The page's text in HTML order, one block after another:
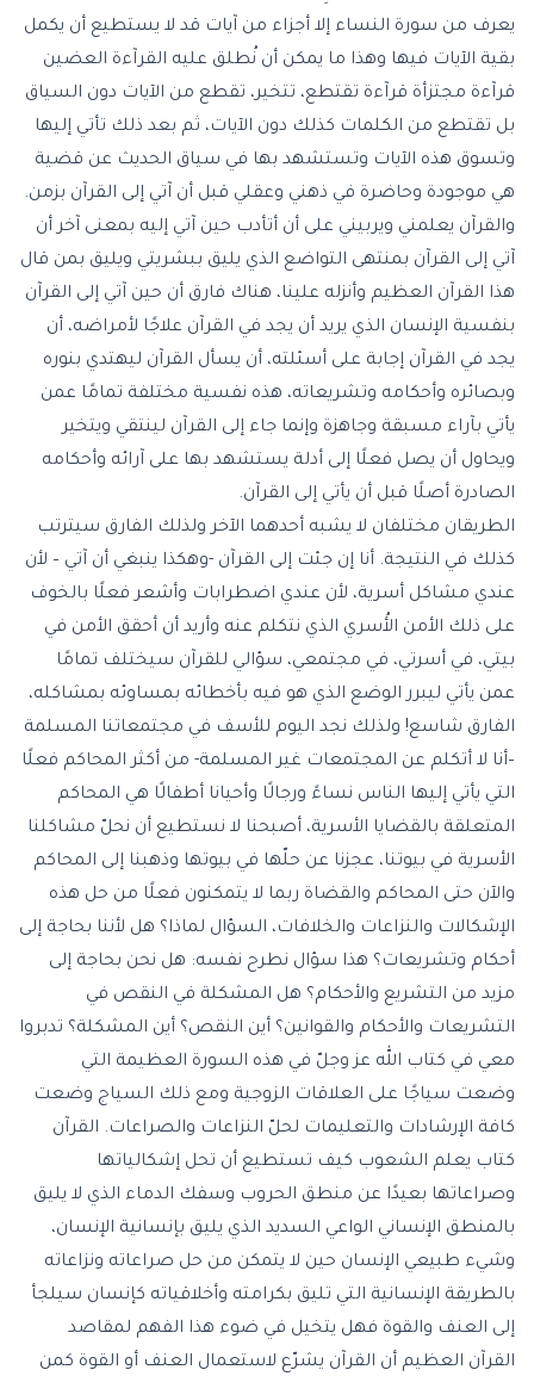
يعرف من سورة النساء إلا أجزاء من آيات قد لا يستطيع أن يكمل
بقية الآيات فيها وهذا ما يمكن أن نُطلق عليه القرآءة العضين
قرآءة مجتزأة قرآءة تقتطع، تتخير، تقطع من الآيات دون السياق
بل تقتطع من الكلمات كذلك دون الآيات، ثم بعد ذلك تأتي إليها
وتسوق هذه الآيات وتستشهد بها في سياق الحديث عن قضية
هي موجودة وحاضرة في ذهني وعقلي قبل أن آتي إلى القرآن بزمن.
والقرآن يعلمني ويربيني على أن أتأدب حين آتي إليه بمعنى آخر أن
آتي إلى القرآن بمنتهى التواضع الذي يليق ببشريتي ويليق بمن قال
هذا القرآن العظيم وأنزله علينا، هناك فارق أن حين آتي إلى القرآن
بنفسية الإنسان الذي يريد أن يجد في القرآن علاجًا لأمراضه، أن
يجد في القرآن إجابة على أسئلته، أن يسأل القرآن ليهتدي بنوره
وبصائره وأحكامه وتشريعاته، هذه نفسية مختلفة تمامًا عمن
يأتي بآراء مسبقة وجاهزة وإنما جاء إلى القرآن لينتقي ويتخير
ويحاول أن يصل فعلًا إلى أدلة يستشهد بها على آرائه وأحكامه
الصادرة أصلًا قبل أن يأتي إلى القرآن.
الطريقان مختلفان لا يشبه أحدهما الآخر ولذلك الفارق سيترتب
كذلك في النتيجة. أنا إن جئت إلى القرآن -وهكذا ينبغي أن آتي – لأن
عندي مشاكل أسرية، لأن عندي اضطرابات وأشعر فعلًا بالخوف
على ذلك الأمن الأُسري الذي نتكلم عنه وأريد أن أحقق الأمن في
بيتي، في أسرتي، في مجتمعي، سؤالي للقرآن سيختلف تمامًا
عمن يأتي ليبرر الوضع الذي هو فيه بأخطائه بمساوئه بمشاكله،
الفارق شاسع! ولذلك نجد اليوم للأسف في مجتمعاتنا المسلمة
–أنا لا أتكلم عن المجتمعات غير المسلمة- من أكثر المحاكم فعلًا
التي يأتي إليها الناس نساءً ورجالًا وأحيانا أطفالًا هي المحاكم
المتعلقة بالقضايا الأسرية، أصبحنا لا نستطيع أن نحلّ مشاكلنا
الأسرية في بيوتنا، عجزنا عن حلّها في بيوتها وذهبنا إلى المحاكم
والآن حتى المحاكم والقضاة ربما لا يتمكنون فعلًا من حل هذه
الإشكالات والنزاعات والخلافات، السؤال لماذا؟ هل لأننا بحاجة إلى
أحكام وتشريعات؟ هذا سؤال نطرح نفسه: هل نحن بحاجة إلى
مزيد من التشريع والأحكام؟ هل المشكلة في النقص في
التشريعات والأحكام والقوانين؟ أين النقص؟ أين المشكلة؟ تدبروا
معي في كتاب الله عز وجلّ في هذه السورة العظيمة التي
وضعت سياجًا على العلاقات الزوجية ومع ذلك السياج وضعت
كافة الإرشادات والتعليمات لحلّ النزاعات والصراعات. القرآن
كتاب يعلم الشعوب كيف تستطيع أن تحل إشكالياتها
وصراعاتها بعيدًا عن منطق الحروب وسفك الدماء الذي لا يليق
بالمنطق الإنساني الواعي السديد الذي يليق بإنسانية الإنسان،
وشيء طبيعي الإنسان حين لا يتمكن من حل صراعاته ونزاعاته
بالطريقة الإنسانية التي تليق بكرامته وأخلاقياته كإنسان سيلجأ
إلى العنف والقوة فهل يتخيل في ضوء هذا الفهم لمقاصد
القرآن العظيم أن القرآن يشرّع لاستعمال العنف أو القوة كمن